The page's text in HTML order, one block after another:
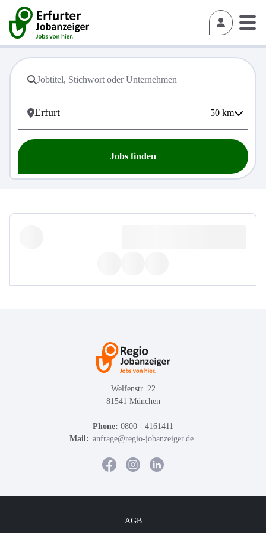
50 km
Jobs finden
Welfenstr. 22
81541 München
Phone: 0800 - 4161411
Mail: anfrage@regio-jobanzeiger.de
AGB